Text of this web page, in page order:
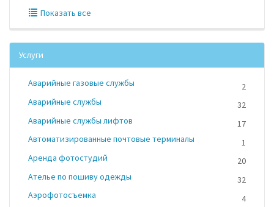
Показать все
Услуги
Аварийные газовые службы
2
Аварийные службы
32
Аварийные службы лифтов
17
Автоматизированные почтовые терминалы
1
Аренда фотостудий
20
Ателье по пошиву одежды
32
Аэрофотосъемка
4